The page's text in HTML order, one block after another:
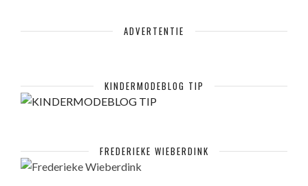
ADVERTENTIE
KINDERMODEBLOG TIP
FREDERIEKE WIEBERDINK